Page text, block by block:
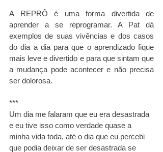
A REPRÔ é uma forma divertida de
aprender a se reprogramar. A Pat dá
exemplos de suas vivências e dos casos
do dia a dia para que o aprendizado fique
mais leve e divertido e para que sintam que
a mudança pode acontecer e não precisa
ser dolorosa.
***
Um dia me falaram que eu era desastrada
e eu tive isso como verdade quase a
minha vida toda, até o dia que eu percebi
que podia deixar de ser desastrada se